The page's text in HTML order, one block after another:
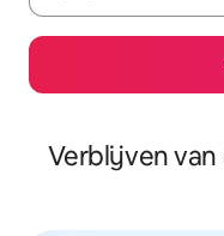
Verblijven